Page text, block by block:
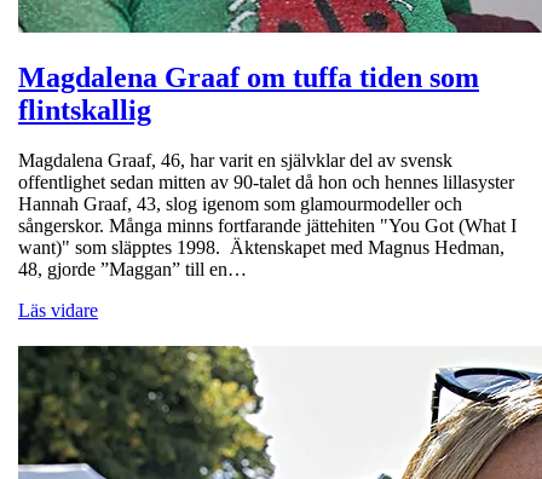
Magdalena Graaf om tuffa tiden som
flintskallig
Magdalena Graaf, 46, har varit en självklar del av svensk
offentlighet sedan mitten av 90-talet då hon och hennes lillasyster
Hannah Graaf, 43, slog igenom som glamourmodeller och
sångerskor. Många minns fortfarande jättehiten "You Got (What I
want)" som släpptes 1998. Äktenskapet med Magnus Hedman,
48, gjorde ”Maggan” till en…
Läs vidare